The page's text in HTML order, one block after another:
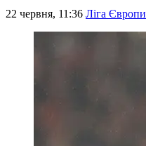
22 червня, 11:36 Ліга Європи